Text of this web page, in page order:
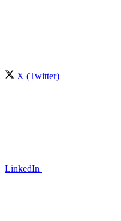
X (Twitter)
LinkedIn